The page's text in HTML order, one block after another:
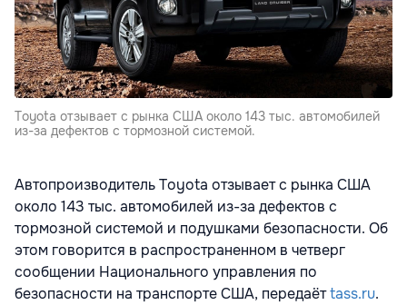
Toyota отзывает с рынка США около 143 тыс. автомобилей
из-за дефектов с тормозной системой.
Автопроизводитель Toyota отзывает с рынка США
около 143 тыс. автомобилей из-за дефектов с
тормозной системой и подушками безопасности. Об
этом говорится в распространенном в четверг
сообщении Национального управления по
безопасности на транспорте США, передаётtass.ru.